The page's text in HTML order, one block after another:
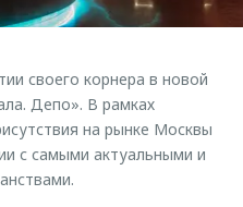
своего корнера в новой
Депо». В рамках
на рынке Москвы
с самыми актуальными и